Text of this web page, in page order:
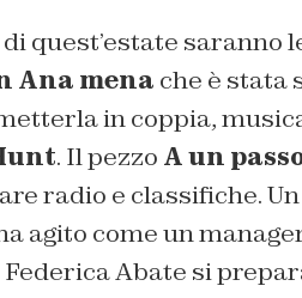
quest’estate saranno
Ana mena che è stata
in coppia,
. Il pezzo A un
radio e classifiche.
agito come un
Abate si